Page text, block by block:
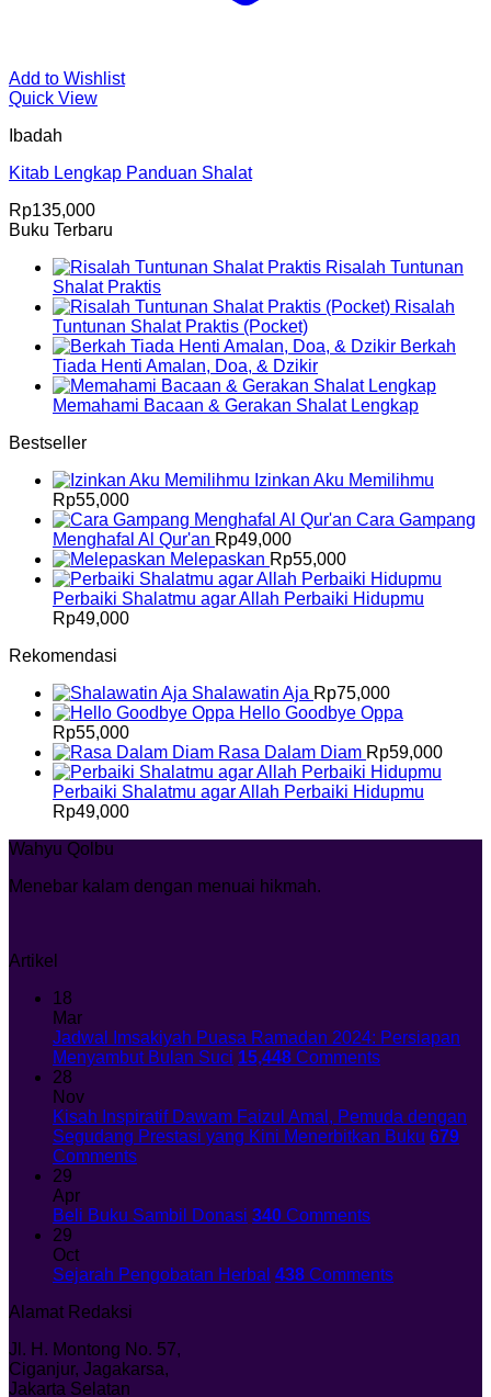
Add to Wishlist
Quick View
Ibadah
Kitab Lengkap Panduan Shalat
Rp135,000
Buku Terbaru
Risalah Tuntunan
Shalat Praktis
Risalah
Tuntunan Shalat Praktis (Pocket)
Berkah
Tiada Henti Amalan, Doa, & Dzikir
Memahami Bacaan & Gerakan Shalat Lengkap
Bestseller
Izinkan Aku Memilihmu
Rp55,000
Cara Gampang
Menghafal Al Qur'an Rp49,000
Melepaskan Rp55,000
Perbaiki Shalatmu agar Allah Perbaiki Hidupmu
Rp49,000
Rekomendasi
Shalawatin Aja Rp75,000
Hello Goodbye Oppa
Rp55,000
Rasa Dalam Diam Rp59,000
Perbaiki Shalatmu agar Allah Perbaiki Hidupmu
Rp49,000
Wahyu Qolbu
Menebar kalam dengan menuai hikmah.
Artikel
18
Mar
Jadwal Imsakiyah Puasa Ramadan 2024: Persiapan
Menyambut Bulan Suci 15,448 Comments
28
Nov
Kisah Inspiratif Dawam Faizul Amal, Pemuda dengan
Segudang Prestasi yang Kini Menerbitkan Buku 679
Comments
29
Apr
Beli Buku Sambil Donasi 340 Comments
29
Oct
Sejarah Pengobatan Herbal 438 Comments
Alamat Redaksi
Jl. H. Montong No. 57,
Ciganjur, Jagakarsa,
Jakarta Selatan